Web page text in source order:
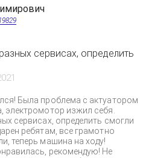
сервисах, определить
Была проблема с актуатором
электромотор изжил себя.
сервисах, определить смогли
ребятам, все грамотно
теперь машина на ходу!
рекомендую! Не